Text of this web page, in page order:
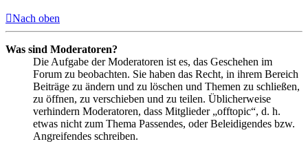
Nach oben
Was sind Moderatoren?
Die Aufgabe der Moderatoren ist es, das Geschehen im
Forum zu beobachten. Sie haben das Recht, in ihrem Bereich
Beiträge zu ändern und zu löschen und Themen zu schließen,
zu öffnen, zu verschieben und zu teilen. Üblicherweise
verhindern Moderatoren, dass Mitglieder „offtopic“, d. h.
etwas nicht zum Thema Passendes, oder Beleidigendes bzw.
Angreifendes schreiben.